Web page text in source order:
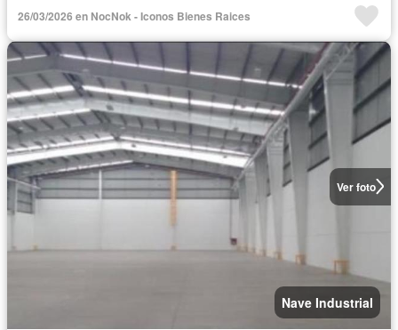
26/03/2026 en NocNok - Iconos Bienes Raices
Ver foto
Nave Industrial